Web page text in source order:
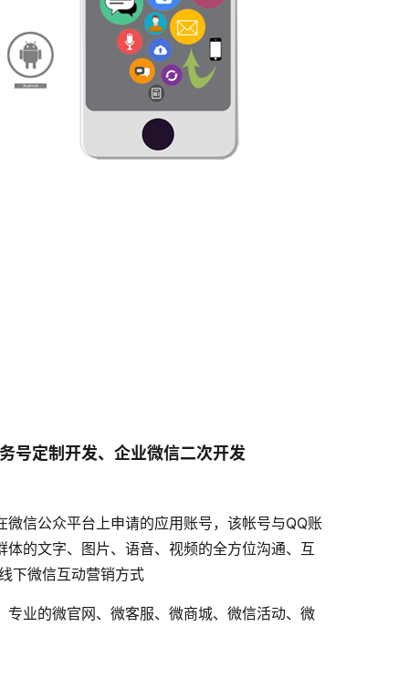
号定制开发、企业微信二次开发
微信公众平台上申请的应用账号，该帐号与QQ账
体的文字、图片、语音、视频的全方位沟通、互
下微信互动营销方式
专业的微官网、微客服、微商城、微信活动、微